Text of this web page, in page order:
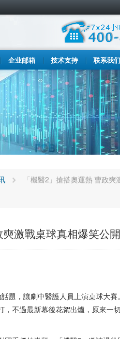
企业邮箱 技术支持 联系我们
「機醫2」搶搭奧運熱 曹政
奭激戰桌球真相爆笑公開
題，讓劇中醫護人員上演桌球大
不過最新幕後花絮出爐，原來一